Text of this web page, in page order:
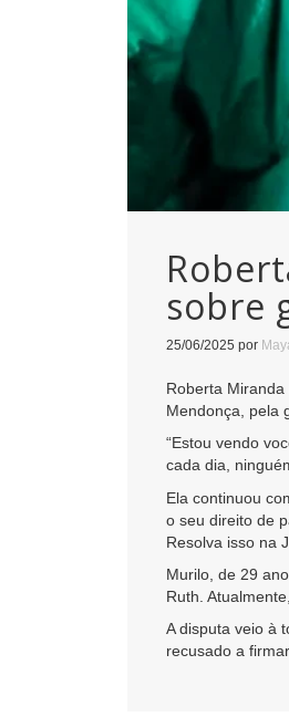
sobre
25/06/2025 por
Roberta
Mendonça, pela
“Estou vendo
cada dia,
Ela continuou
o seu direito de
Resolva isso na
Murilo, de 29
Ruth.
A disputa veio à
recusado a